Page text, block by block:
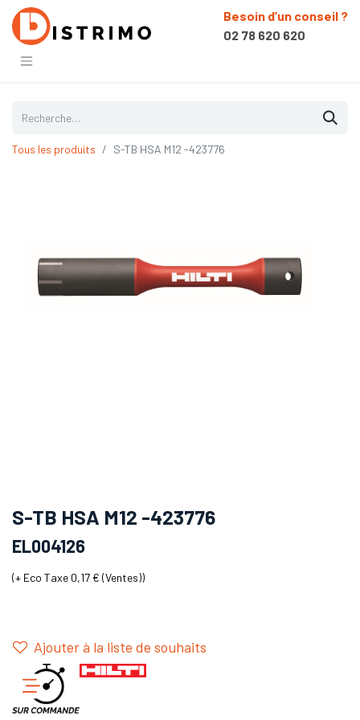
Besoin d’un conseil ?
02 78 620 620
Tous les produits S-TB HSA M12 -423776
S-TB HSA M12 -423776
EL004126
(+ Eco Taxe 0,17 € (Ventes))
Ajouter à la liste de souhaits